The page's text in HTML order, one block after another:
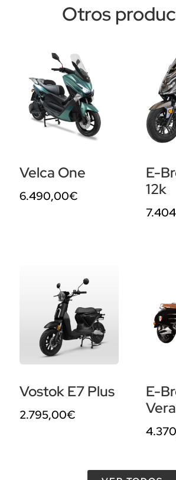
Otros
Velca One
6.490,00€
E-
12k
Vostok E7 Plus
2.795,00€
E-